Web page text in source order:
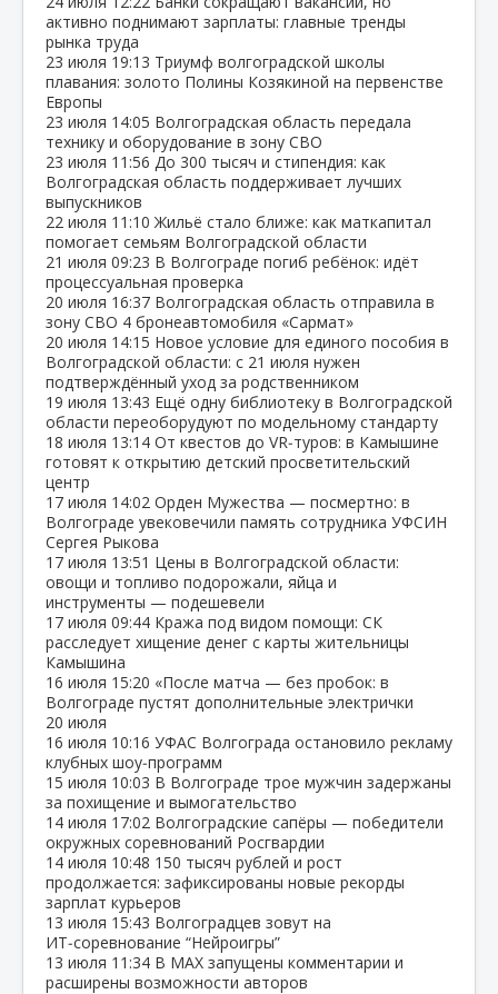
активно поднимают зарплаты: главные тренды
рынка труда
23 июля 19:13 Триумф волгоградской школы
плавания: золото Полины Козякиной на первенстве
Европы
23 июля 14:05 Волгоградская область передала
технику и оборудование в зону СВО
23 июля 11:56 До 300 тысяч и стипендия: как
Волгоградская область поддерживает лучших
выпускников
22 июля 11:10 Жильё стало ближе: как маткапитал
помогает семьям Волгоградской области
21 июля 09:23 В Волгограде погиб ребёнок: идёт
процессуальная проверка
20 июля 16:37 Волгоградская область отправила в
зону СВО 4 бронеавтомобиля «Сармат»
20 июля 14:15 Новое условие для единого пособия в
Волгоградской области: с 21 июля нужен
подтверждённый уход за родственником
19 июля 13:43 Ещё одну библиотеку в Волгоградской
области переоборудуют по модельному стандарту
18 июля 13:14 От квестов до VR‑туров: в Камышине
готовят к открытию детский просветительский
центр
17 июля 14:02 Орден Мужества — посмертно: в
Волгограде увековечили память сотрудника УФСИН
Сергея Рыкова
17 июля 13:51 Цены в Волгоградской области:
овощи и топливо подорожали, яйца и
инструменты — подешевели
17 июля 09:44 Кража под видом помощи: СК
расследует хищение денег с карты жительницы
Камышина
16 июля 15:20 «После матча — без пробок: в
Волгограде пустят дополнительные электрички
20 июля
16 июля 10:16 УФАС Волгограда остановило рекламу
клубных шоу‑программ
15 июля 10:03 В Волгограде трое мужчин задержаны
за похищение и вымогательство
14 июля 17:02 Волгоградские сапёры — победители
окружных соревнований Росгвардии
14 июля 10:48 150 тысяч рублей и рост
продолжается: зафиксированы новые рекорды
зарплат курьеров
13 июля 15:43 Волгоградцев зовут на
ИТ‑соревнование “Нейроигры”
13 июля 11:34 В МАХ запущены комментарии и
расширены возможности авторов